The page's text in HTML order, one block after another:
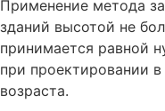
Применение метода
зданий высотой не
принимается равной
при проектировании
возраста.